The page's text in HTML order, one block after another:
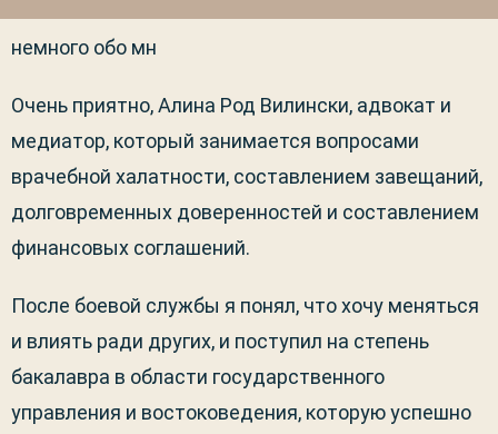
немного обо мн
Очень приятно, Алина Род Вилински, адвокат и
медиатор, который занимается вопросами
врачебной халатности, составлением завещаний,
долговременных доверенностей и составлением
финансовых соглашений.
После боевой службы я понял, что хочу меняться
и влиять ради других, и поступил на степень
бакалавра в области государственного
управления и востоковедения, которую успешно